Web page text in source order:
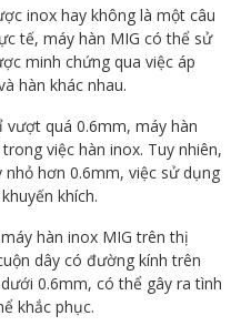
inox hay không là một câu
tế, máy hàn MIG có thể sử
minh chứng qua việc áp
hàn khác nhau.
vượt quá 0.6mm, máy hàn
việc hàn inox. Tuy nhiên,
hơn 0.6mm, việc sử dụng
khích.
hàn inox MIG trên thị
dây có đường kính trên
0.6mm, có thể gây ra tình
khắc phục.